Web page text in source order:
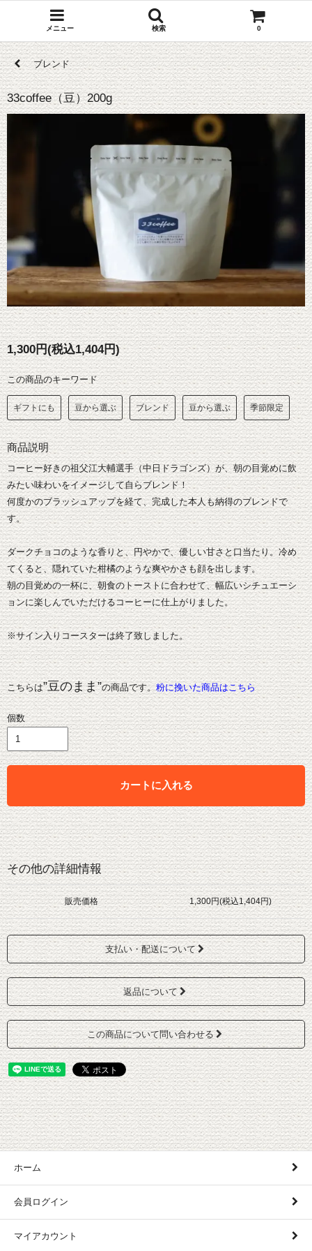
メニュー 検索 0
ブレンド
33coffee（豆）200g
1,300円(税込1,404円)
この商品のキーワード
ギフトにも 豆から選ぶ ブレンド 豆から選ぶ 季節限定
商品説明
コーヒー好きの祖父江大輔選手（中日ドラゴンズ）が、朝の目覚めに飲
みたい味わいをイメージして自らブレンド！
何度かのブラッシュアップを経て、完成した本人も納得のブレンドで
す。
ダークチョコのような香りと、円やかで、優しい甘さと口当たり。冷め
てくると、隠れていた柑橘のような爽やかさも顔を出します。
朝の目覚めの一杯に、朝食のトーストに合わせて、幅広いシチュエーシ
ョンに楽しんでいただけるコーヒーに仕上がりました。
※サイン入りコースターは終了致しました。
こちらは”豆のまま”の商品です。粉に挽いた商品はこちら
個数
カートに入れる
その他の詳細情報
販売価格 1,300円(税込1,404円)
支払い・配送について
返品について
この商品について問い合わせる
ホーム
会員ログイン
マイアカウント